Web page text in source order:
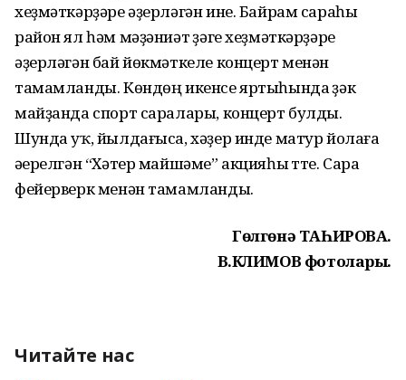
хеҙмәткәрҙәре әҙерләгән ине. Байрам сараһы
район ял һәм мәҙәниәт үҙәге хеҙмәткәрҙәре
әҙерләгән бай йөкмәткеле концерт менән
тамамланды. Көндөң икенсе яртыһында үҙәк
майҙанда спорт саралары, концерт булды.
Шунда уҡ, йылдағыса, хәҙер инде матур йолаға
әүерелгән “Хәтер майшәме” акцияһы үтте. Сара
фейерверк менән тамамланды.
Гөлгөнә ТАҺИРОВА.
В.КЛИМОВ фотолары.
Читайте нас